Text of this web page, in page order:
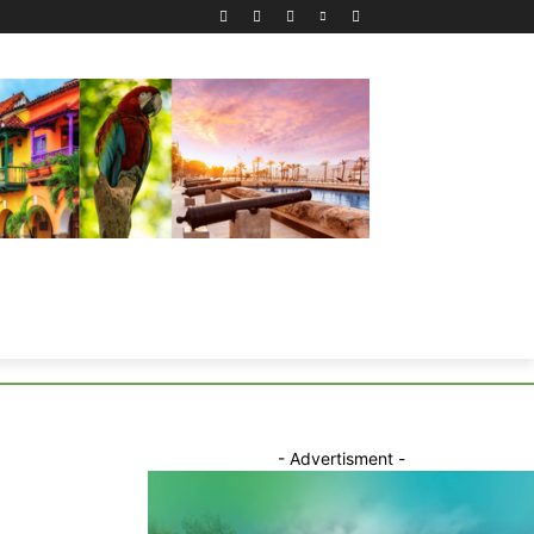
- Advertisment -